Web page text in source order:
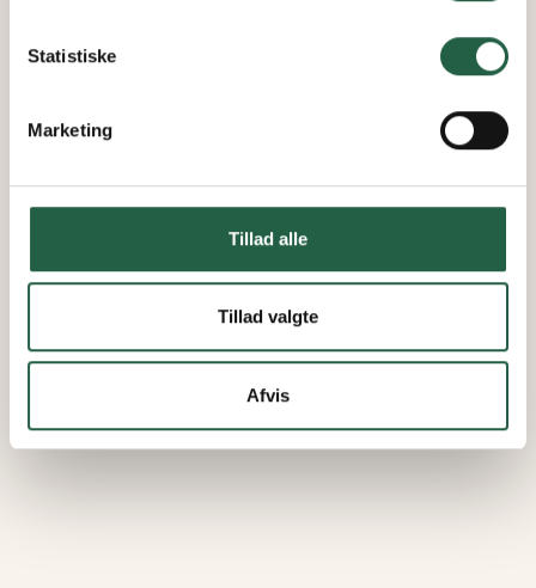
personlige oplysninger
Statistiske
Marketing
Tillad alle
Tillad valgte
Afvis